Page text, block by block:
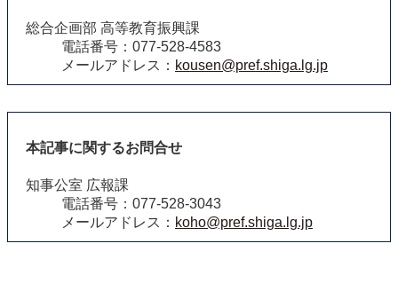
総合企画部 高等教育振興課
電話番号：077-528-4583
メールアドレス： kousen@pref.shiga.lg.jp
本記事に関するお問合せ
知事公室 広報課
電話番号：077-528-3043
メールアドレス： koho@pref.shiga.lg.jp